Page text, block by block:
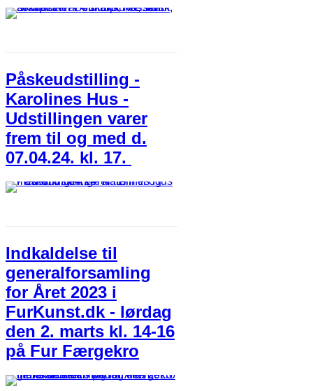
Påskeudstilling -
Karolines Hus -
Udstillingen varer
frem til og med d.
07.04.24. kl. 17.
Indkaldelse til
generalforsamling
for Året 2023 i
FurKunst.dk - lørdag
den 2. marts kl. 14-16
på Fur Færgekro